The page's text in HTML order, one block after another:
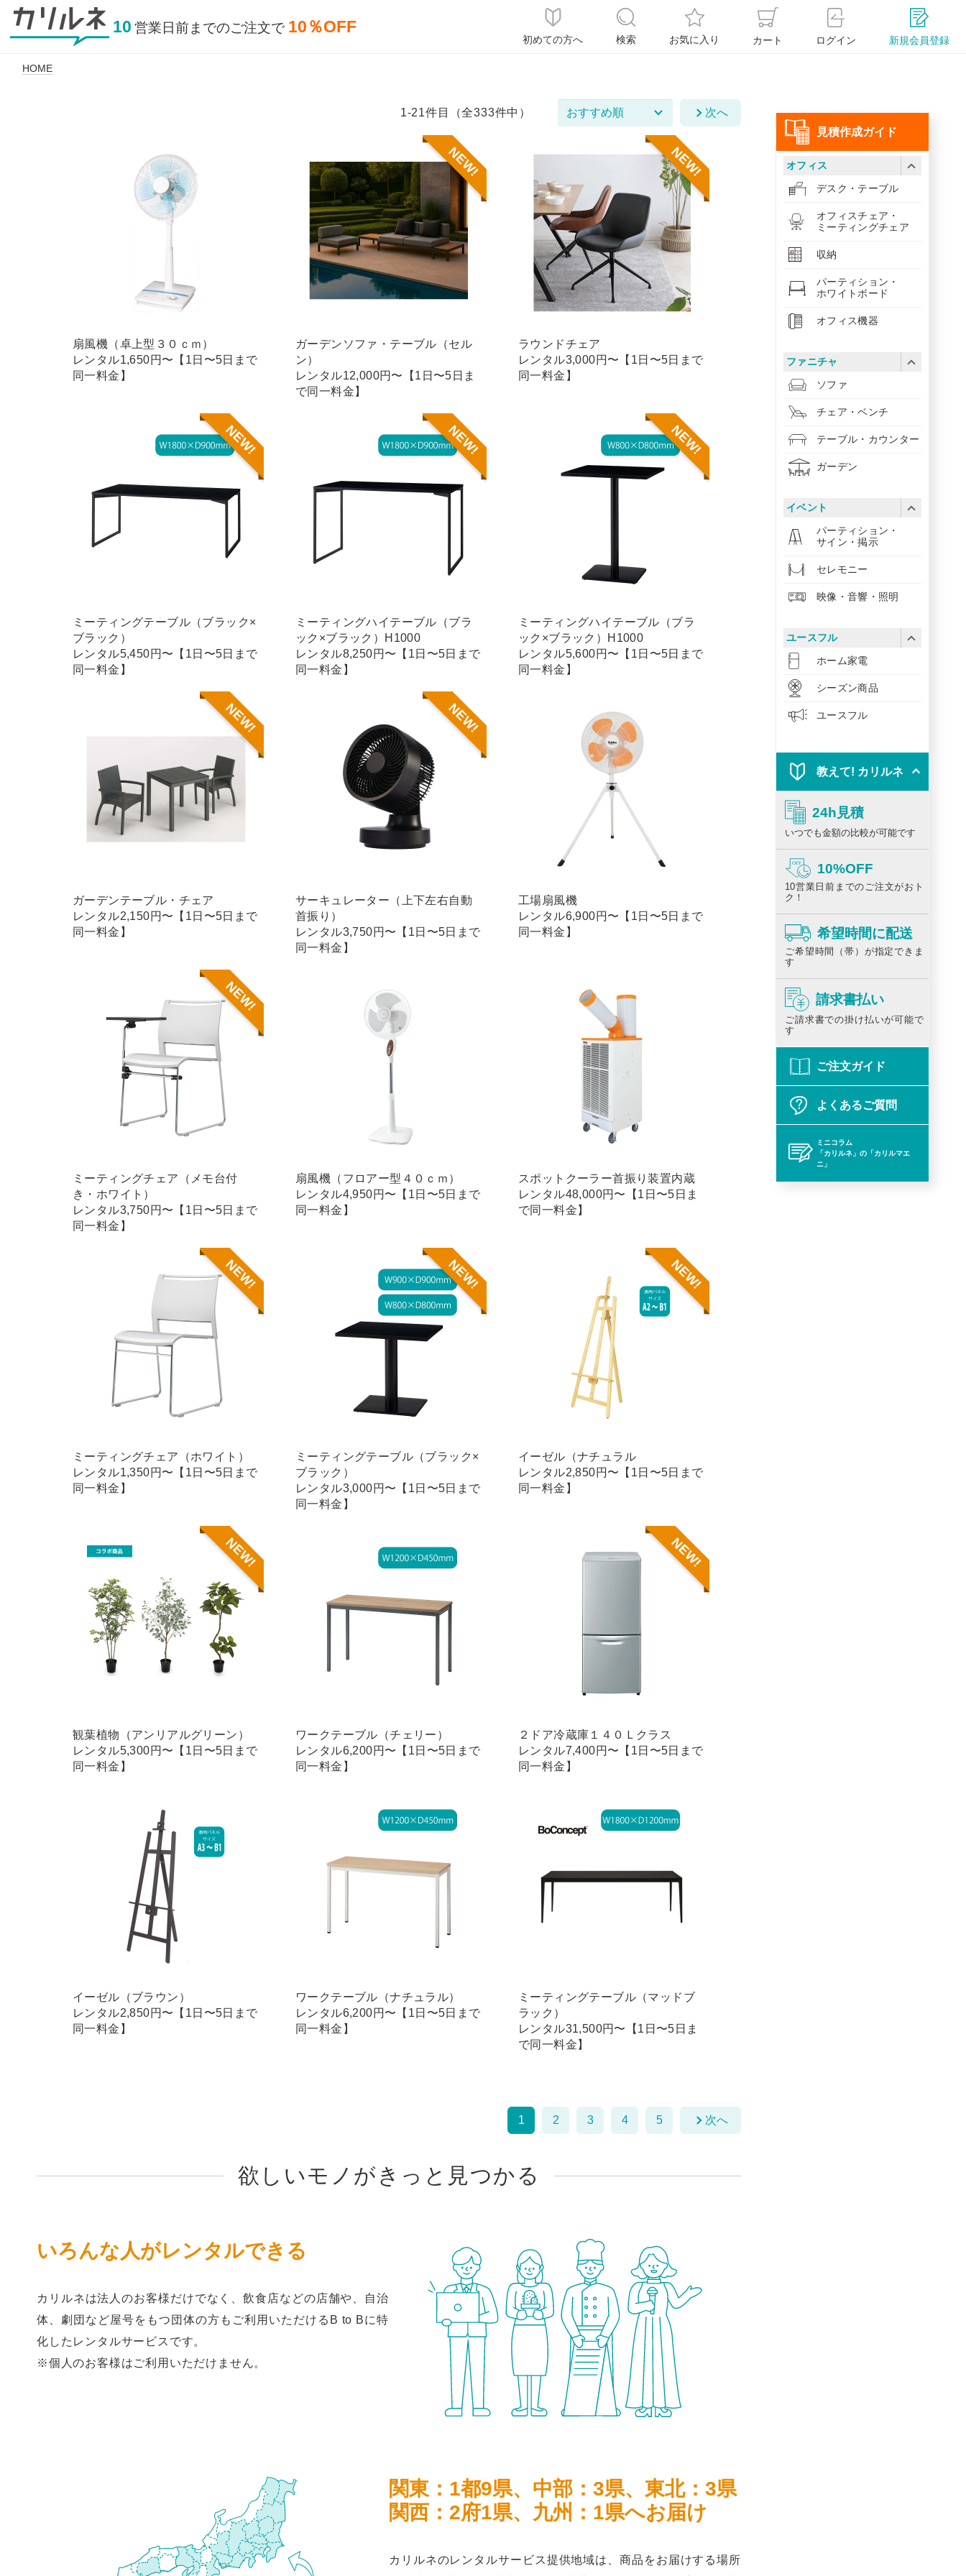
10 営業日前までのご注文で 10％OFF
初めての方へ 検索 お気に入り カート ログイン 新規会員登録
HOME
1-21件目（全333件中） 次へ
扇風機（卓上型３０ｃｍ）
レンタル1,650円〜【1日〜5日まで
同一料金】
ガーデンソファ・テーブル（セル
ン）
レンタル12,000円〜【1日〜5日ま
で同一料金】
NEW!
ラウンドチェア
レンタル3,000円〜【1日〜5日まで
同一料金】
NEW!
ミーティングテーブル（ブラック×
ブラック）
レンタル5,450円〜【1日〜5日まで
同一料金】
NEW!
ミーティングハイテーブル（ブラ
ック×ブラック）H1000
レンタル8,250円〜【1日〜5日まで
同一料金】
NEW!
ミーティングハイテーブル（ブラ
ック×ブラック）H1000
レンタル5,600円〜【1日〜5日まで
同一料金】
NEW!
ガーデンテーブル・チェア
レンタル2,150円〜【1日〜5日まで
同一料金】
NEW!
サーキュレーター（上下左右自動
首振り）
レンタル3,750円〜【1日〜5日まで
同一料金】
NEW!
工場扇風機
レンタル6,900円〜【1日〜5日まで
同一料金】
ミーティングチェア（メモ台付
き・ホワイト）
レンタル3,750円〜【1日〜5日まで
同一料金】
NEW!
扇風機（フロアー型４０ｃｍ）
レンタル4,950円〜【1日〜5日まで
同一料金】
スポットクーラー首振り装置内蔵
レンタル48,000円〜【1日〜5日ま
で同一料金】
ミーティングチェア（ホワイト）
レンタル1,350円〜【1日〜5日まで
同一料金】
NEW!
ミーティングテーブル（ブラック×
ブラック）
レンタル3,000円〜【1日〜5日まで
同一料金】
NEW!
イーゼル（ナチュラル
レンタル2,850円〜【1日〜5日まで
同一料金】
NEW!
観葉植物（アンリアルグリーン）
レンタル5,300円〜【1日〜5日まで
同一料金】
NEW!
ワークテーブル（チェリー）
レンタル6,200円〜【1日〜5日まで
同一料金】
２ドア冷蔵庫１４０Ｌクラス
レンタル7,400円〜【1日〜5日まで
同一料金】
NEW!
イーゼル（ブラウン）
レンタル2,850円〜【1日〜5日まで
同一料金】
ワークテーブル（ナチュラル）
レンタル6,200円〜【1日〜5日まで
同一料金】
ミーティングテーブル（マッドブ
ラック）
レンタル31,500円〜【1日〜5日ま
で同一料金】
1 2 3 4 5 次へ
欲しいモノがきっと見つかる
いろんな人がレンタルできる
カリルネは法人のお客様だけでなく、飲食店などの店舗や、自治
体、劇団など屋号をもつ団体の方もご利用いただけるB to Bに特
化したレンタルサービスです。
※個人のお客様はご利用いただけません。
関東：1都9県、中部：3県、東北：3県
関西：2府1県、九州：1県へお届け
カリルネのレンタルサービス提供地域は、商品をお届けする場所
⾒積作成ガイド
オフィス
デスク・テーブル
オフィスチェア・
ミーティングチェア
収納
パーティション・
ホワイトボード
オフィス機器
ファニチャ
ソファ
チェア・ベンチ
テーブル・カウンター
ガーデン
イベント
パーティション・
サイン・掲示
セレモニー
映像・音響・照明
ユースフル
ホーム家電
シーズン商品
ユースフル
教えて! カリルネ
24h見積
いつでも金額の比較が可能です
10%OFF
10営業日前までのご注文がおト
ク！
希望時間に配送
ご希望時間（帯）が指定できま
す
請求書払い
ご請求書での掛け払いが可能で
す
ご注文ガイド
よくあるご質問
ミニコラム
「カリルネ」の「カリルマエ
ニ」